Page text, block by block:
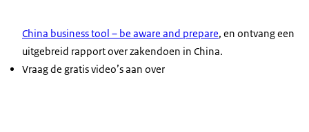
China business tool – be aware and prepare, en ontvang een
uitgebreid rapport over zakendoen in China.
Vraag de gratis video’s aan over